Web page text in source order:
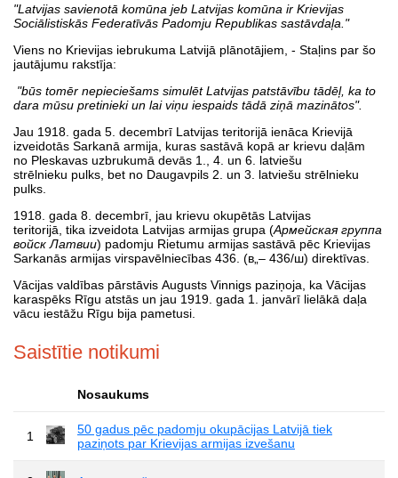
"Latvijas savienotā komūna jeb Latvijas komūna ir Krievijas
Sociālistiskās Federatīvās Padomju Republikas sastāvdaļa."
Viens no Krievijas iebrukuma Latvijā plānotājiem, - Staļins par šo
jautājumu rakstīja:
"būs tomēr nepieciešams simulēt Latvijas patstāvību tādēļ, ka to
dara mūsu pretinieki un lai viņu iespaids tādā ziņā mazinātos".
Jau 1918. gada 5. decembrī Latvijas teritorijā ienāca Krievijā
izveidotās Sarkanā armija, kuras sastāvā kopā ar krievu daļām
no Pleskavas uzbrukumā devās 1., 4. un 6. latviešu
strēlnieku pulks, bet no Daugavpils 2. un 3. latviešu strēlnieku
pulks.
1918. gada 8. decembrī, jau krievu okupētās Latvijas
teritorijā, tika izveidota Latvijas armijas grupa (Армейская группа
войск Латвии) padomju Rietumu armijas sastāvā pēc Krievijas
Sarkanās armijas virspavēlniecības 436. (в„– 436/ш) direktīvas.
Vācijas valdības pārstāvis Augusts Vinnigs paziņoja, ka Vācijas
karaspēks Rīgu atstās un jau 1919. gada 1. janvārī lielākā daļa
vācu iestāžu Rīgu bija pametusi.
Saistītie notikumi
Nosaukums
1
50 gadus pēc padomju okupācijas Latvijā tiek
paziņots par Krievijas armijas izvešanu